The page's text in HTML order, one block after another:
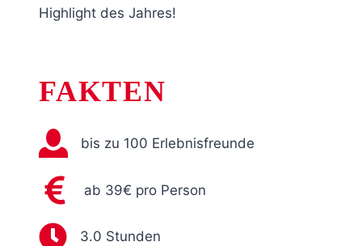
Highlight des Jahres!
FAKTEN
bis zu 100 Erlebnisfreunde
ab 39€ pro Person
3.0 Stunden